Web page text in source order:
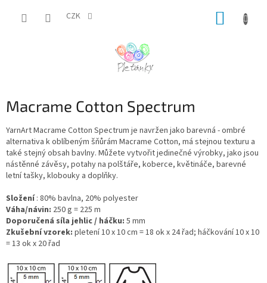
CZK
Macrame Cotton Spectrum
YarnArt Macrame Cotton Spectrum je navržen jako barevná - ombré
alternativa k oblíbeným šňůrám Macrame Cotton, má stejnou texturu a
také stejný obsah bavlny. Můžete vytvořit jedinečné výrobky, jako jsou
nástěnné závěsy, potahy na polštáře, koberce, květináče, barevné
letní tašky, klobouky a doplňky.
Složení: 80% bavlna, 20% polyester
Váha/návin: 250 g = 225 m
Doporučená síla jehlic / háčku: 5 mm
Zkušební vzorek: pletení 10 x 10 cm = 18 ok x 24 řad; háčkování 10 x 10
= 13 ok x 20 řad